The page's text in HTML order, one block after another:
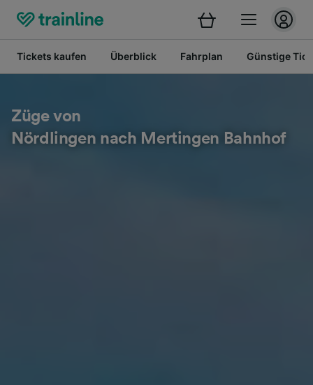
Tickets kaufen Überblick Fahrplan Günstige
Züge von
Nördlingen nach Mertingen Bahnhof